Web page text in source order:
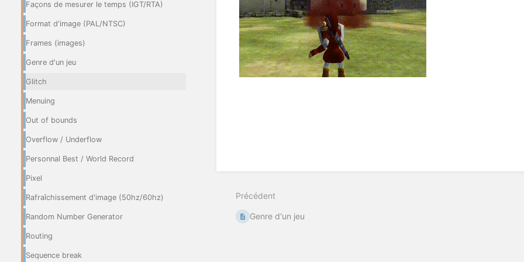
Façons de mesurer le temps (IGT/RTA)
Format d'image (PAL/NTSC)
Frames (images)
Genre d'un jeu
Glitch
Menuing
Out of bounds
Overflow / Underflow
Personnal Best / World Record
Pixel
Rafraîchissement d'image (50hz/60hz)
Random Number Generator
Routing
Sequence break
Précédent
Genre d'un jeu